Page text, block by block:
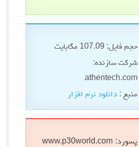
حجم فایل: 107.09 مگابایت
شرکت سازنده:
athentech.com
منبع : دانلود نرم افزار
پسورد: www.p30world.com